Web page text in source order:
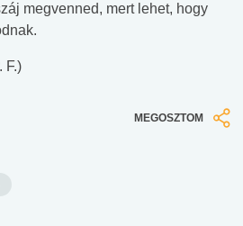
megvenned, mert lehet, hogy
F.)
MEGOSZTOM